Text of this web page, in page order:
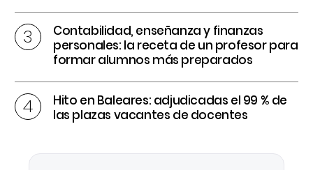
Contabilidad, enseñanza y finanzas
personales: la receta de un profesor para
formar alumnos más preparados
Hito en Baleares: adjudicadas el 99 % de
las plazas vacantes de docentes